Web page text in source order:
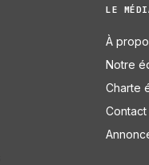
LE
À
Notre
Charte
Contact